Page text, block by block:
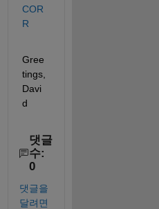
COR
R
Gree
tings,
Davi
d
댓글
수:
0
댓글을
달려면